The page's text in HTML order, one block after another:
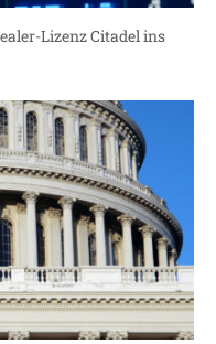
Lizenz Citadel ins